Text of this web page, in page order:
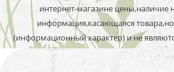
интернет-магазине цены,наличие
информация,касающаяся
(информационный характер) и не